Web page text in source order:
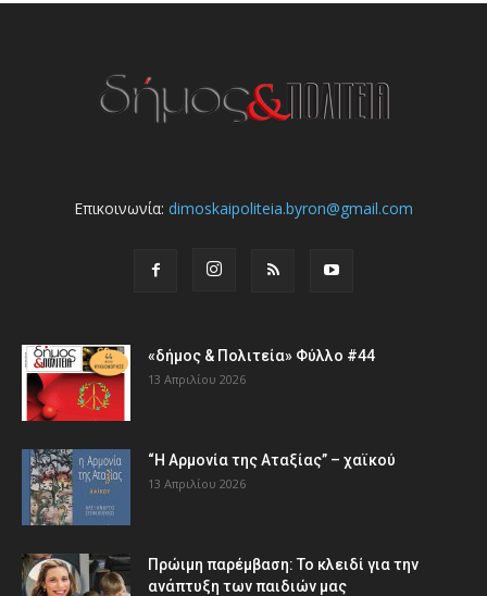
Επικοινωνία: dimoskaipoliteia.byron@gmail.com
«δήμος & Πολιτεία» Φύλλο #44
13 Απριλίου 2026
“Η Αρμονία της Αταξίας” – χαϊκού
13 Απριλίου 2026
Πρώιμη παρέμβαση: Το κλειδί για την
ανάπτυξη των παιδιών µας